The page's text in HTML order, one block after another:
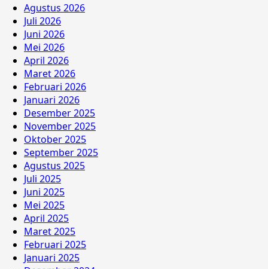
Agustus 2026
Juli 2026
Juni 2026
Mei 2026
April 2026
Maret 2026
Februari 2026
Januari 2026
Desember 2025
November 2025
Oktober 2025
September 2025
Agustus 2025
Juli 2025
Juni 2025
Mei 2025
April 2025
Maret 2025
Februari 2025
Januari 2025